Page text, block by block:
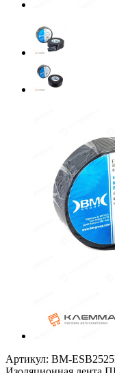
Артикул: BM-